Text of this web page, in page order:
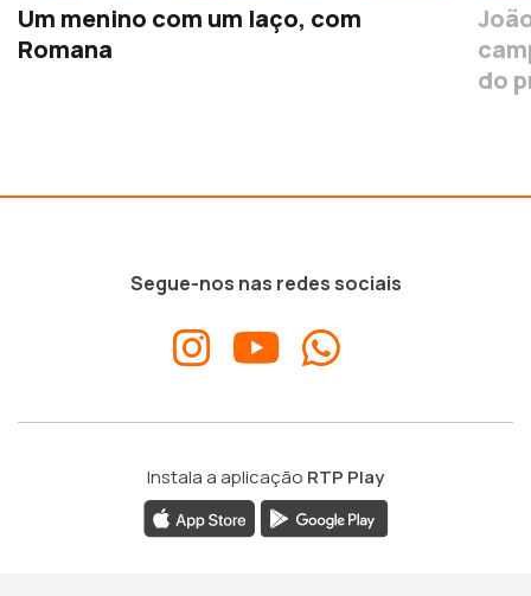
Um menino com um laço, com
Romana
do
Segue-nos nas redes sociais
Instala a aplicação RTP Play